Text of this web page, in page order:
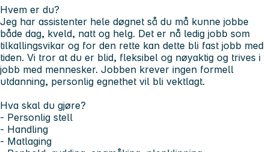
Hvem er du?
Jeg har assistenter hele døgnet så du må kunne jobbe
både dag, kveld, natt og helg. Det er nå ledig jobb som
tilkallingsvikar og for den rette kan dette bli fast jobb med
tiden. Vi tror at du er blid, fleksibel og nøyaktig og trives i
jobb med mennesker. Jobben krever ingen formell
utdanning, personlig egnethet vil bli vektlagt.
Hva skal du gjøre?
- Personlig stell
- Handling
- Matlaging